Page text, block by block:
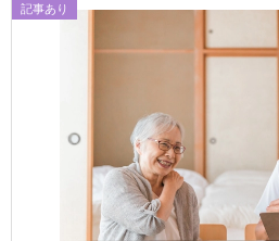
記事あり